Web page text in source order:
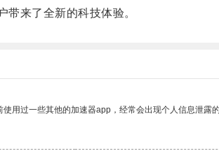
来了全新的科技体验。
用过一些其他的加速器app，经常会出现个人信息泄露